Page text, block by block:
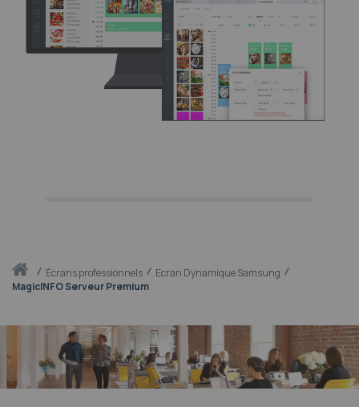
Accueilécrans professionnels
Ecran Dynamique Samsung
MagicINFO Serveur Premium